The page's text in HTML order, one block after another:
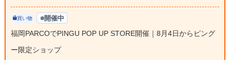
買い物 開催中
福岡PARCOでPINGU POP UP STORE開催｜8月4日からピング
ー限定ショップ